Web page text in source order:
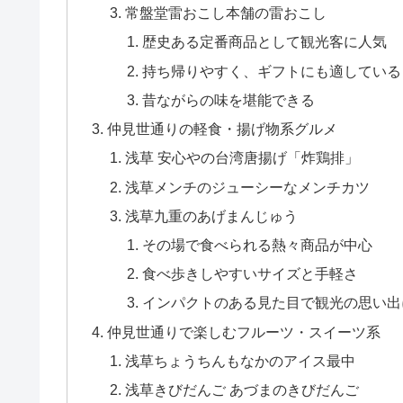
常盤堂雷おこし本舗の雷おこし
歴史ある定番商品として観光客に人気
持ち帰りやすく、ギフトにも適している
昔ながらの味を堪能できる
仲見世通りの軽食・揚げ物系グルメ
浅草 安心やの台湾唐揚げ「炸鶏排」
浅草メンチのジューシーなメンチカツ
浅草九重のあげまんじゅう
その場で食べられる熱々商品が中心
食べ歩きしやすいサイズと手軽さ
インパクトのある見た目で観光の思い
仲見世通りで楽しむフルーツ・スイーツ系
浅草ちょうちんもなかのアイス最中
浅草きびだんご あづまのきびだんご